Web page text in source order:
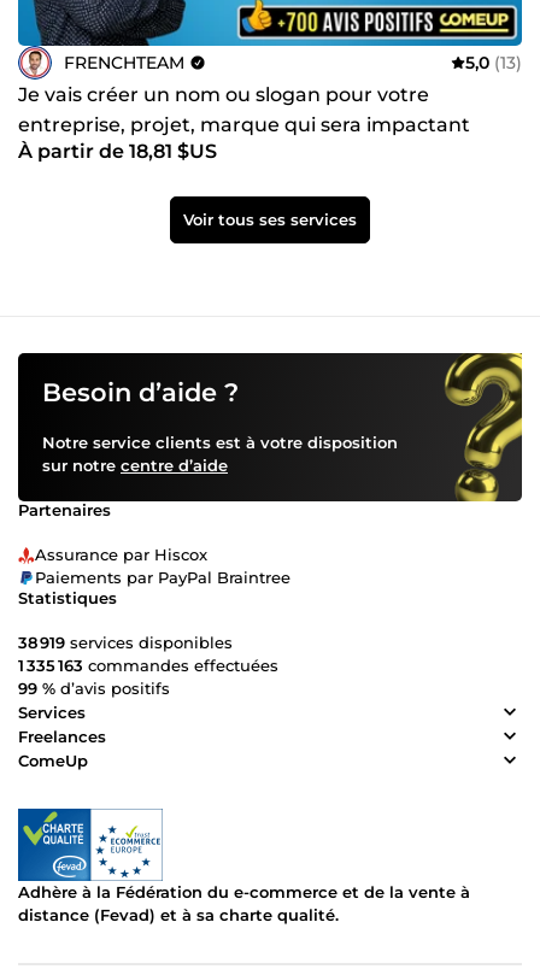
FRENCHTEAM 5,0 (13)
Je vais créer un nom ou slogan pour votre
entreprise, projet, marque qui sera impactant
À partir de 18,81 $US
Voir tous ses services
Besoin d’aide ?
Notre service clients est à votre disposition
sur notre centre d’aide
Partenaires
Assurance par Hiscox
Paiements par PayPal Braintree
Statistiques
38 919 services disponibles
1 335 163 commandes effectuées
99 % d’avis positifs
Services
Freelances
ComeUp
Adhère à la Fédération du e-commerce et de la vente à
distance (Fevad) et à sa charte qualité.